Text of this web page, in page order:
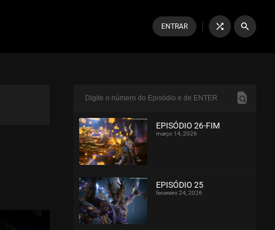
ENTRAR shuffle search
EPISÓDIO 26-FIM
março 14, 2026
EPISÓDIO 25
fevereiro 24, 2026